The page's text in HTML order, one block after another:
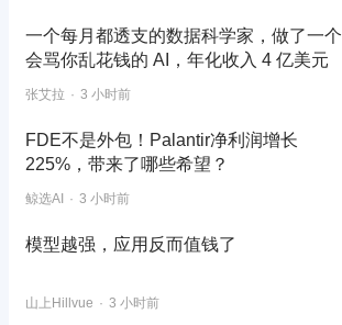
一个每月都透支的数据科学家，做了一个
会骂你乱花钱的 AI，年化收入 4 亿美元
张艾拉 3 小时前
FDE不是外包！Palantir净利润增长
225%，带来了哪些希望？
鲸选AI 3 小时前
模型越强，应用反而值钱了
山上Hillvue 3 小时前